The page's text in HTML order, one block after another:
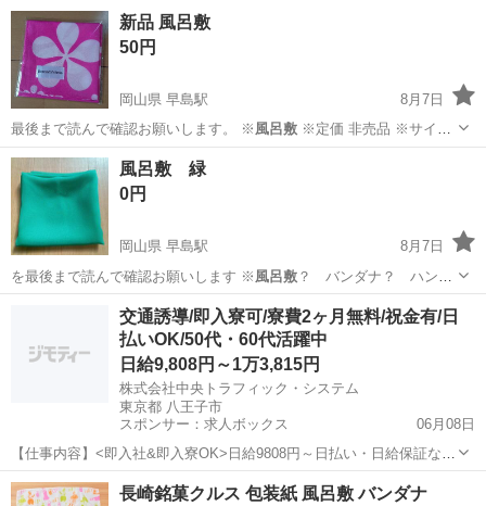
新品 風呂敷
50円
岡山県 早島駅
8月7日
最後まで読んで確認お願いします。 ※ 風呂敷※定価 非売品 ※サイズ
約48×4…
岡山 都窪郡 早島駅
風呂敷 緑
0円
岡山県 早島駅
8月7日
を最後まで読んで確認お願いします ※ 風呂敷？ バンダナ？ ハンカ
チ？ ※色 緑 …
早島駅 生活雑貨 風呂敷
交通誘導/即入寮可/寮費2ヶ月無料/祝金有/日
払いOK/50代・60代活躍中
日給9,808円～1万3,815円
株式会社中央トラフィック・システム
東京都 八王子市
スポンサー：求人ボックス
06月08日
【仕事内容】<即入社&即入寮OK>日給9808円～日払い・日給保証など
待遇充実!寮費2ヶ月無料×祝金4.5万円有 <募集情報> 時間・お金の心配
ゼロでスタート/ ・2ヶ月寮費費無料 ・入社祝い金4.5万円 ・日払いOK
アルバイト・パート
長崎銘菓クルス 包装紙 風呂敷 バンダナ